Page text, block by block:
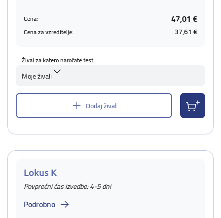
Cena: 47,01 €
Cena za vzreditelje: 37,61 €
Žival za katero naročate test
Moje živali
Dodaj žival
Lokus K
Povprečni čas izvedbe: 4-5 dni
Podrobno